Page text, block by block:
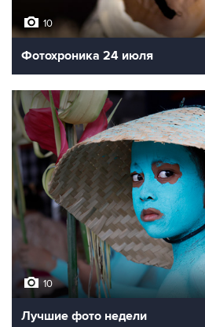
10
Фотохроника 24 июля
10
Лучшие фото недели